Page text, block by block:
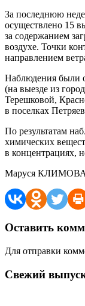
За последнюю
осуществлено 15
за содержанием
воздухе. Точки
направлением
Наблюдения были
(на выезде из
Терешковой,
в поселках
По результатам
химических
в концентрациях,
Маруся
Оставить
Для отправки
Свежий